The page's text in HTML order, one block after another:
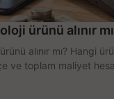
ürünü alınır
alınır mı? Hangi
ve toplam maliyet